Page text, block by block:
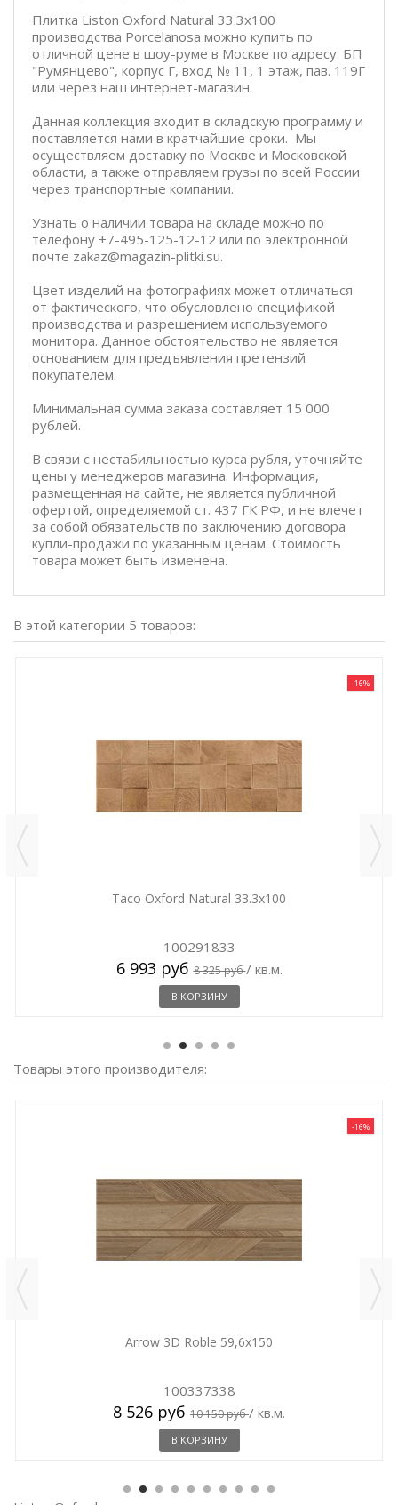
Плитка Liston Oxford Natural 33.3x100
производства Porcelanosa можно купить по
отличной цене в шоу-руме в Москве по адресу: БП
"Румянцево", корпус Г, вход № 11, 1 этаж, пав. 119Г
или через наш интернет-магазин.
Данная коллекция входит в складскую программу и
поставляется нами в кратчайшие сроки. Мы
осуществляем доставку по Москве и Московской
области, а также отправляем грузы по всей России
через транспортные компании.
Узнать о наличии товара на складе можно по
телефону +7-495-125-12-12 или по электронной
почте zakaz@magazin-plitki.su.
Цвет изделий на фотографиях может отличаться
от фактического, что обусловлено спецификой
производства и разрешением используемого
монитора. Данное обстоятельство не является
основанием для предъявления претензий
покупателем.
Минимальная сумма заказа составляет 15 000
рублей.
В связи с нестабильностью курса рубля, уточняйте
цены у менеджеров магазина. Информация,
размещенная на сайте, не является публичной
офертой, определяемой ст. 437 ГК РФ, и не влечет
за собой обязательств по заключению договора
купли-продажи по указанным ценам. Стоимость
товара может быть изменена.
В этой категории 5 товаров:
-16%
Taco Oxford Natural 33.3x100
100291833
6 993 руб8 325 руб/ кв.м.
В КОРЗИНУ
Товары этого производителя:
-16%
Arrow 3D Roble 59,6x150
100337338
8 526 руб 10 150 руб/ кв.м.
В КОРЗИНУ